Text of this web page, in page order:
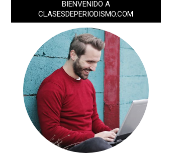
BIENVENIDO A
CLASESDEPERIODISMO.COM